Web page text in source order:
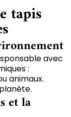
tapis
avec
:
animaux.
et la